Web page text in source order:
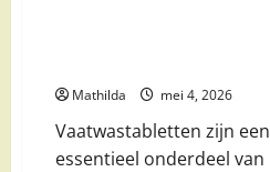
Mathilda mei 4, 2026
Vaatwastabletten zijn een
essentieel onderdeel van